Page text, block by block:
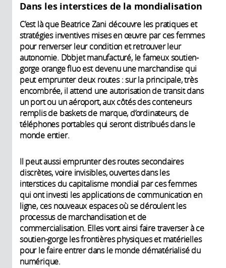
Dans les interstices de la mondialisation
C’est là que Beatrice Zani découvre les pratiques et
stratégies inventives mises en œuvre par ces femmes
pour renverser leur condition et retrouver leur
autonomie. D’objet manufacturé, le fameux soutien-
gorge orange fluo est devenu une marchandise qui
peut emprunter deux routes : sur la principale, très
encombrée, il attend une autorisation de transit dans
un port ou un aéroport, aux côtés des conteneurs
remplis de baskets de marque, d’ordinateurs, de
téléphones portables qui seront distribués dans le
monde entier.
Il peut aussi emprunter des routes secondaires
discrètes, voire invisibles, ouvertes dans les
interstices du capitalisme mondial par ces femmes
qui ont investi les applications de communication en
ligne, ces nouveaux espaces où se déroulent les
processus de marchandisation et de
commercialisation. Elles vont ainsi faire traverser à ce
soutien-gorge les frontières physiques et matérielles
pour le faire entrer dans le monde dématérialisé du
numérique.